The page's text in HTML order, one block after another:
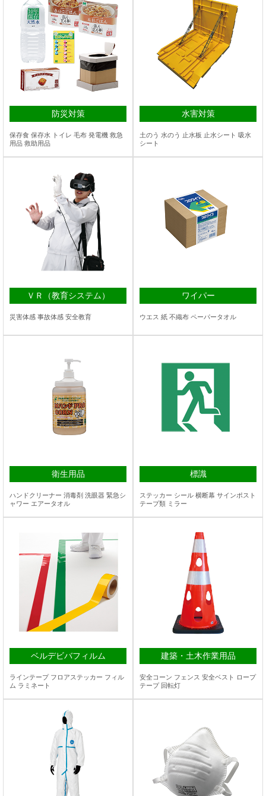
防災対策
保存食 保存水 トイレ 毛布 発電機 救急
用品 救助用品
水害対策
土のう 水のう 止水板 止水シート 吸水
シート
ＶＲ（教育システム）
災害体感 事故体感 安全教育
ワイパー
ウエス 紙 不織布 ペーパータオル
衛生用品
ハンドクリーナー 消毒剤 洗眼器 緊急シ
ャワー エアータオル
標識
ステッカー シール 横断幕 サインポスト
テープ類 ミラー
ベルデビバフィルム
ラインテープ フロアステッカー フィル
ム ラミネート
建築・土木作業用品
安全コーン フェンス 安全ベスト ロープ
テープ 回転灯